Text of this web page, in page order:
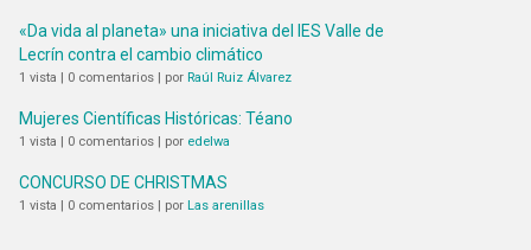
«Da vida al planeta» una iniciativa del IES Valle de
Lecrín contra el cambio climático
1 vista | 0 comentarios | por Raúl Ruiz Álvarez
Mujeres Científicas Históricas: Téano
1 vista | 0 comentarios | por edelwa
CONCURSO DE CHRISTMAS
1 vista | 0 comentarios | por Las arenillas